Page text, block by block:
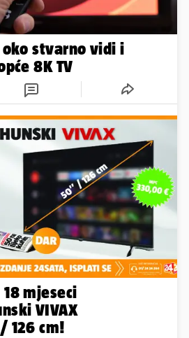
stvarno vidi i
8K TV
mjeseci
VIVAX
126 cm!